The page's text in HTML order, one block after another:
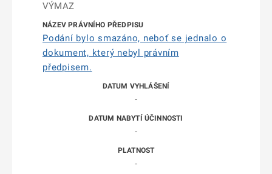
VÝMAZ
Podání bylo smazáno, neboť se jednalo o
dokument, který nebyl právním
předpisem.
-
-
-